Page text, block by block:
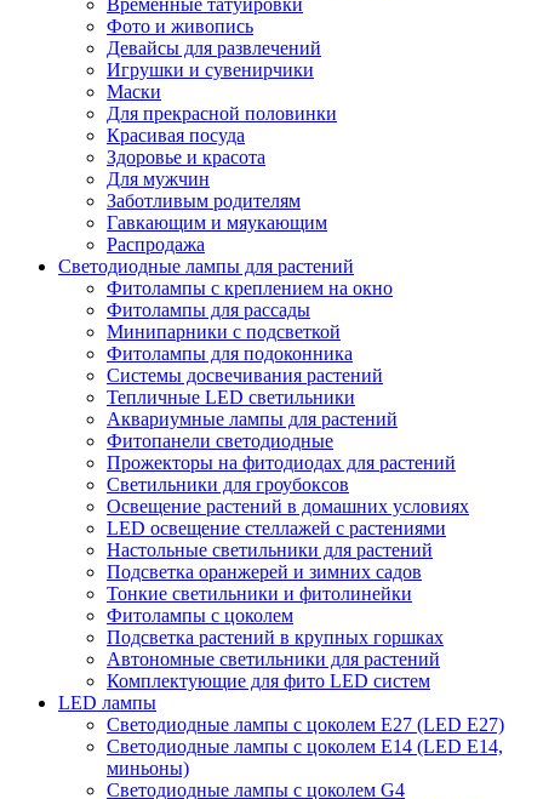
Фото и живопись
Девайсы для развлечений
Игрушки и сувенирчики
Маски
Для прекрасной половинки
Красивая посуда
Здоровье и красота
Для мужчин
Заботливым родителям
Гавкающим и мяукающим
Распродажа
Светодиодные лампы для растений
Фитолампы с креплением на окно
Фитолампы для рассады
Минипарники с подсветкой
Фитолампы для подоконника
Системы досвечивания растений
Тепличные LED светильники
Аквариумные лампы для растений
Фитопанели светодиодные
Прожекторы на фитодиодах для растений
Светильники для гроубоксов
Освещение растений в домашних условиях
LED освещение стеллажей с растениями
Настольные светильники для растений
Подсветка оранжерей и зимних садов
Тонкие светильники и фитолинейки
Фитолампы с цоколем
Подсветка растений в крупных горшках
Автономные светильники для растений
Комплектующие для фито LED систем
LED лампы
Светодиодные лампы с цоколем Е27 (LED E27)
Светодиодные лампы с цоколем Е14 (LED E14,
миньоны)
Светодиодные лампы с цоколем G4